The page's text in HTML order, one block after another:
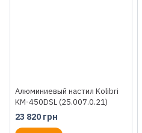
Алюминиевый настил Kolibri
KM-450DSL (25.007.0.21)
23 820 грн